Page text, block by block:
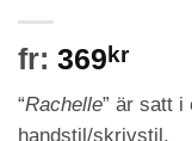
fr: 369 kr
“Rachelle” är satt i
handstil/skrivstil.